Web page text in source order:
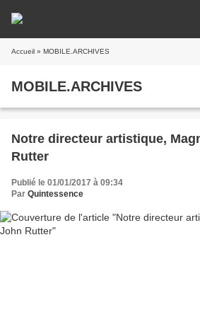
Accueil » MOBILE.ARCHIVES
MOBILE.ARCHIVES
Notre directeur artistique,
Rutter
Publié le 01/01/2017 à 09:34
Par Quintessence